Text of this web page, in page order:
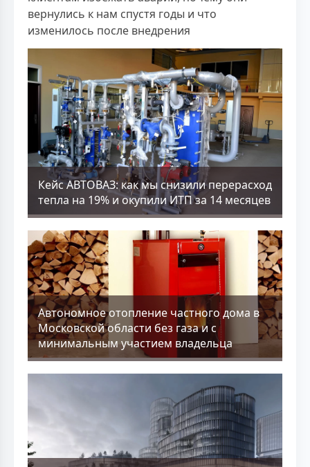
вернулись к нам спустя годы и что
изменилось после внедрения
Кейс АВТОВАЗ: как мы снизили перерасход
тепла на 19% и окупили ИТП за 14 месяцев
Aвтономное отопление частного дома в
Московской области без газа и с
минимальным участием владельца